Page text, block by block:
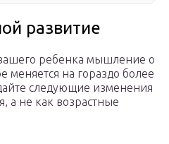
развитие
ребенка мышление о
на гораздо более
следующие изменения
а не как возрастные